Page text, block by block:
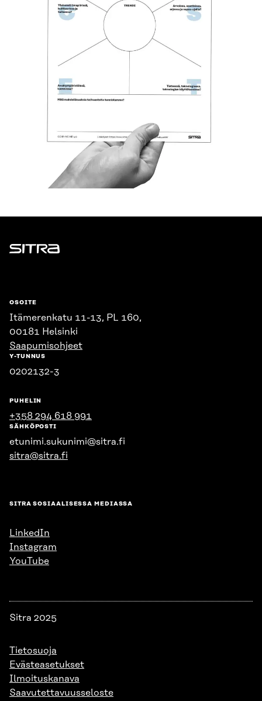
Sitra
OSOITE
Itämerenkatu 11-13, PL 160,
00181 Helsinki
Saapumisohjeet
Y-TUNNUS
0202132-3
PUHELIN
+358 294 618 991
SÄHKÖPOSTI
etunimi.sukunimi@sitra.fi
sitra@sitra.fi
SITRA SOSIAALISESSA MEDIASSA
LinkedIn
Instagram
YouTube
Sitra 2025
Tietosuoja
Evästeasetukset
Ilmoituskanava
Saavutettavuusseloste